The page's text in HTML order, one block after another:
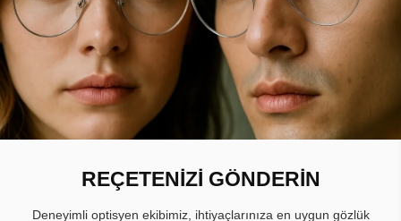
REÇETENİZİ GÖNDERİN
Deneyimli optisyen ekibimiz, ihtiyaçlarınıza en uygun gözlük